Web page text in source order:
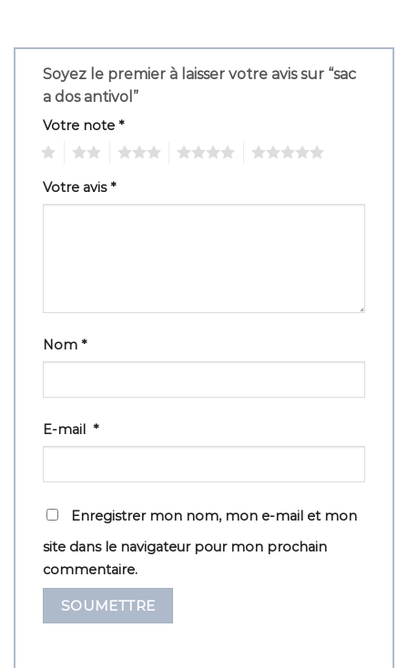
Soyez le premier à laisser votre avis sur “sac
a dos antivol”
Votre note *
Votre avis*
Nom *
E-mail *
Enregistrer mon nom, mon e-mail et mon
site dans le navigateur pour mon prochain
commentaire.